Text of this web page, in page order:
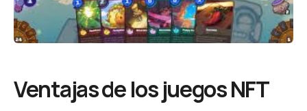
Ventajas de los juegos NFT